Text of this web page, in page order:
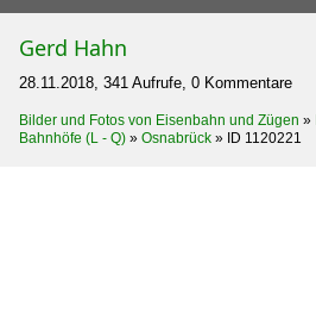
Gerd Hahn
28.11.2018, 341 Aufrufe, 0 Kommentare
Bilder und Fotos von Eisenbahn und Zügen »
Bahnhöfe (L - Q) » Osnabrück » ID 1120221